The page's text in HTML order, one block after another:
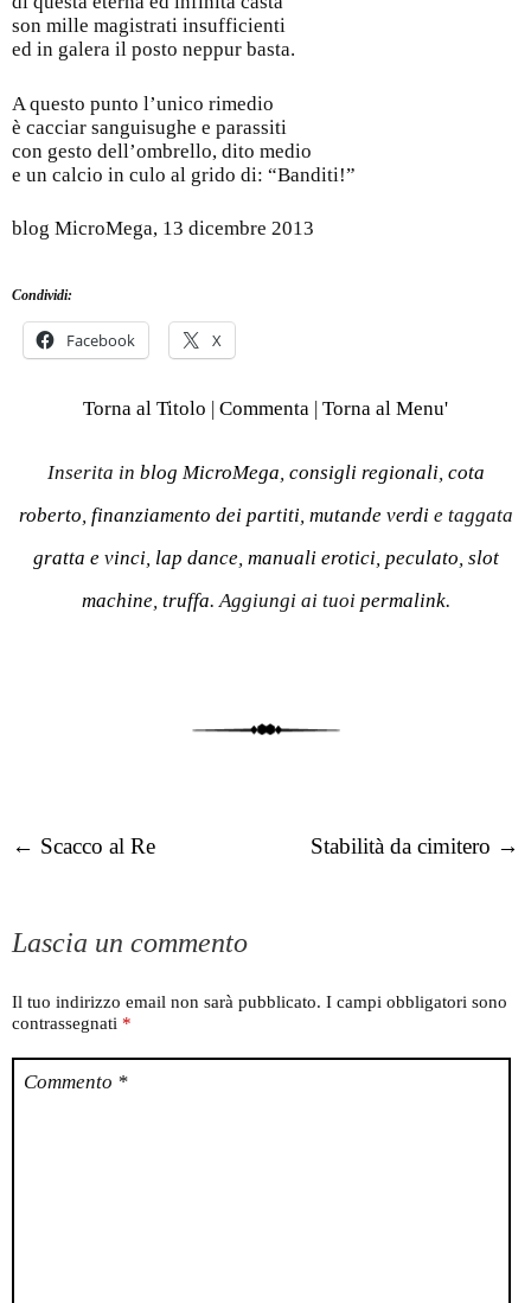
son mille magistrati insufficienti
ed in galera il posto neppur basta.
A questo punto l’unico rimedio
è cacciar sanguisughe e parassiti
con gesto dell’ombrello, dito medio
e un calcio in culo al grido di: “Banditi!”
blog MicroMega, 13 dicembre 2013
Condividi:
Facebook X
Torna al Titolo | Commenta | Torna al Menu'
Inserita in blog MicroMega consigli regionali cota
roberto finanziamento dei partiti mutande verdi e taggata
gratta e vinci lap dance, manuali erotici peculato slot
machine, truffa. Aggiungi ai tuoi permalink.
Post navigation
← Scacco al Re Stabilità da cimitero →
Lascia un commento
Il tuo indirizzo email non sarà pubblicato. I campi obbligatori sono
contrassegnati *
Commento *